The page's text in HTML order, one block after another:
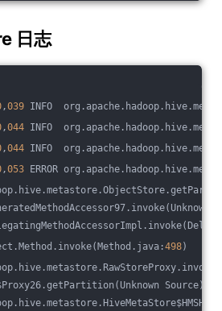
日志
,039 INFO
,044 INFO
,044 INFO
,053 ERROR
498)
Source)